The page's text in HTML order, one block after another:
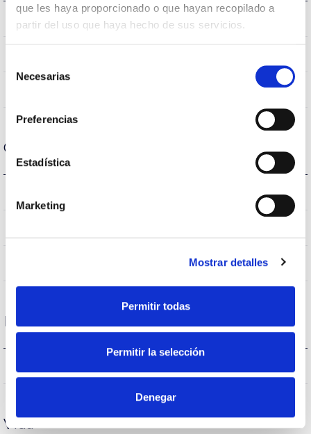
que les haya proporcionado o que hayan recopilado a
partir del uso que haya hecho de sus servicios.
Necesarias
Preferencias
Estadística
Marketing
Mostrar detalles
Permitir todas
Permitir la selección
Denegar
Temperatura de color
S066I2P
Carcasa y Acabado
IP66
AL iap
Rendimiento
Vida